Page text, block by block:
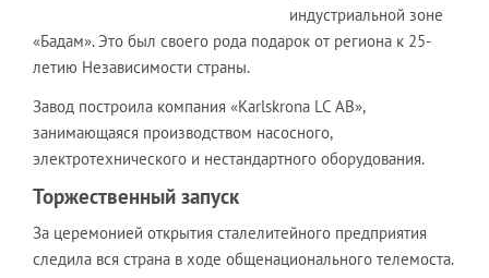
индустриальной зоне
«Бадам». Это был своего рода подарок от региона к 25-
летию Независимости страны.
Завод построила компания «Karlskrona LC AB»,
занимающаяся производством насосного,
электротехнического и нестандартного оборудования.
Торжественный запуск
За церемонией открытия сталелитейного предприятия
следила вся страна в ходе общенационального телемоста.